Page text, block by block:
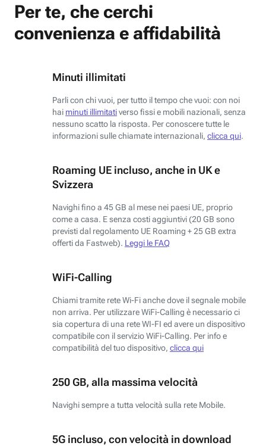
Per te, che cerchi
convenienza e affidabilità
Minuti illimitati
Parli con chi vuoi, per tutto il tempo che vuoi: con noi
hai minuti illimitativerso fissi e mobili nazionali, senza
nessuno scatto la risposta. Per conoscere tutte le
informazioni sulle chiamate internazionali, clicca qui.
Roaming UE incluso, anche in UK e
Svizzera
Navighi fino a 45 GB al mese nei paesi UE, proprio
come a casa. E senza costi aggiuntivi (20 GB sono
previsti dal regolamento UE Roaming + 25 GB extra
offerti da Fastweb). Leggi le FAQ
WiFi-Calling
Chiami tramite rete Wi-Fi anche dove il segnale mobile
non arriva. Per utilizzare WiFi-Calling è necessario ci
sia copertura di una rete WI-FI ed avere un dispositivo
compatibile con il servizio WiFi-Calling. Per info e
compatibilità del tuo dispositivo, clicca qui
250 GB, alla massima velocità
Navighi sempre a tutta velocità sulla rete Mobile.
5G incluso, con velocità in download